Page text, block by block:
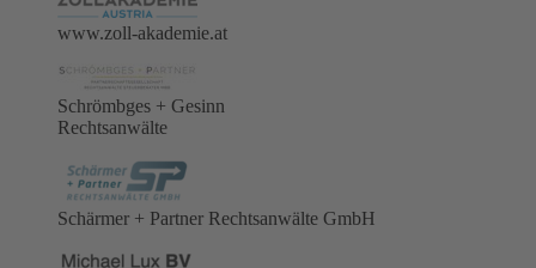
www.zoll-akademie.at
Schrömbges + Gesinn
Rechtsanwälte
Schärmer + Partner Rechtsanwälte GmbH